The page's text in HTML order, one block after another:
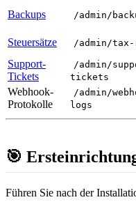
Backups /admin/
Steuersätze
/admin/
Support-
Tickets
/admin/
tickets
Webhook-
Protokolle
/admin/
logs
🎯
Führen Sie nach der